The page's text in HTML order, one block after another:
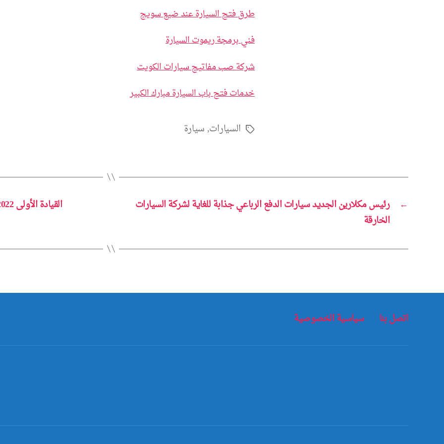
طرق فتح السيارة عند ضيع سويج
فني برمجة ريموت السيارة
شركة صب مفاتيح سيارات الكويت
خدمات فتح باب السيارة مبارك الكبير
الوسومالسيارات,سيارة
←
رئيس مكلارين الجديد سيارات الدفع الرباعي جذابة للغاية لشركة السيارات
الخارقة
القيادة الأولى 2022 النموذج الأولي لامبورجيني أورس بيرفورمانتي
اتصل بنا سياسية الخصوصية